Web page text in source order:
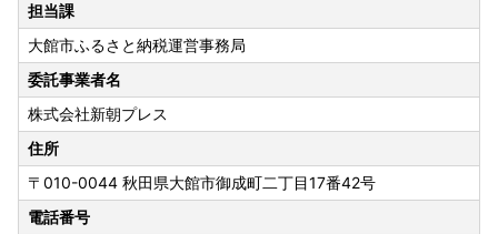
★★★ワンストップ特例申請をご希望の方へ★★★
【ワンストップ特例申請書】
提出期限は寄附の翌年1月10日（必着）です。
＜オンラインワンストップ申請を行う場合＞
マイナンバーカードをお持ちの方は、「自治体マイページ」
よりオンライン申請が可能です。
下記URLから申請手続きをお願いいたします。オンライン申
担当課
大館市ふるさと納税運営事務局
委託事業者名
株式会社新朝プレス
住所
〒010-0044 秋田県大館市御成町二丁目17番42号
電話番号